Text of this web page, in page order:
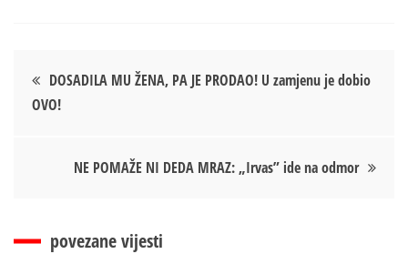
Кретање
чланка
DOSADILA MU ŽENA, PA JE PRODAO! U zamjenu je dobio
OVO!
NE POMAŽE NI DEDA MRAZ: „Irvas” ide na odmor
povezane vijesti